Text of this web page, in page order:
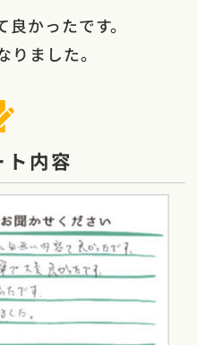
かったです。
りました。
ト内容